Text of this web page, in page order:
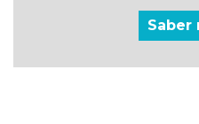
Saber